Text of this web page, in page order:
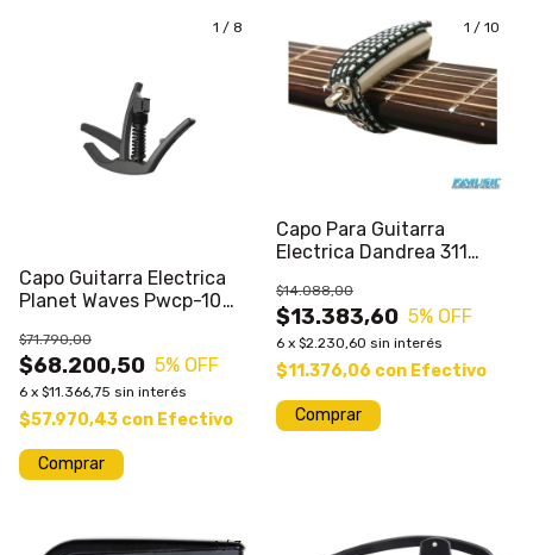
1 / 8
Capo Guitarra Electrica
Planet Waves Pwcp-10
$68.200,50
$71.790,00
5% OFF
6 x $11.366,75 sin interés
$57.970,43 con Efectivo
Comprar
1 / 10
Capo Para Guitarra
Electrica Dandrea 311
$13.383,60
$14.088,00
5% OFF
6 x $2.230,60 sin interés
$11.376,06 con Efectivo
1/3